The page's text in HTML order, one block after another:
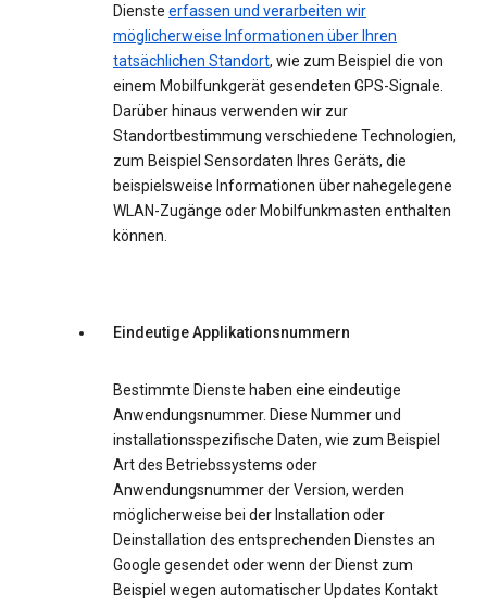
Dienste erfassen und verarbeiten wir
möglicherweise Informationen über Ihren
tatsächlichen Standort, wie zum Beispiel die von
einem Mobilfunkgerät gesendeten GPS-Signale.
Darüber hinaus verwenden wir zur
Standortbestimmung verschiedene Technologien,
zum Beispiel Sensordaten Ihres Geräts, die
beispielsweise Informationen über nahegelegene
WLAN-Zugänge oder Mobilfunkmasten enthalten
können.
Eindeutige Applikationsnummern
Bestimmte Dienste haben eine eindeutige
Anwendungsnummer. Diese Nummer und
installationsspezifische Daten, wie zum Beispiel
Art des Betriebssystems oder
Anwendungsnummer der Version, werden
möglicherweise bei der Installation oder
Deinstallation des entsprechenden Dienstes an
Google gesendet oder wenn der Dienst zum
Beispiel wegen automatischer Updates Kontakt